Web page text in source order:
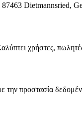
Dietmannsried,
χρήστες,
την προστασία